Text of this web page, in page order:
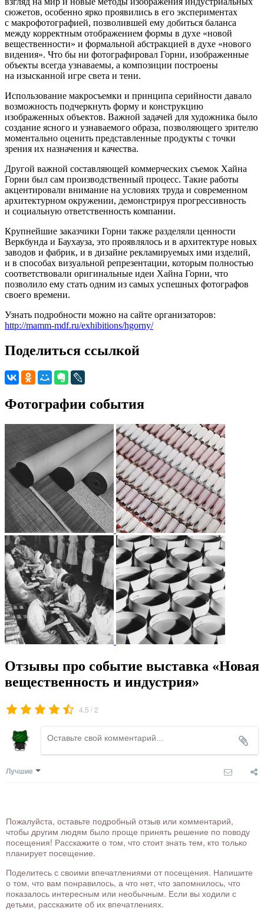
сюжетов, особенно ярко проявились в его экспериментах
с макрофотографией, позволившей ему добиться баланса
между корректным отображением формы в духе «новой
вещественности» и формальной абстракцией в духе «нового
видения». Что бы ни фотографировал Горни, изображенные
объекты всегда узнаваемы, а композиции построены
на изысканной игре света и тени.
Использование макросъемки и принципа серийности давало
возможность подчеркнуть форму и конструкцию
изображенных объектов. Важной задачей для художника было
создание ясного и узнаваемого образа, позволяющего зрителю
моментально оценить представленные продукты с точки
зрения их назначения и качества.
Другой важной составляющей коммерческих съемок Хайна
Горни был сам производственный процесс. Такие работы
акцентировали внимание на условиях труда и современном
архитектурном окружении, демонстрируя прогрессивность
и социальную ответственность компании.
Крупнейшие заказчики Горни также разделяли ценности
Веркбунда и Баухауза, это проявлялось и в архитектуре новых
заводов и фабрик, и в дизайне рекламируемых ими изделий,
и в способах визуальной репрезентации, которым полностью
соответствовали оригинальные идеи Хайна Горни, что
позволило ему стать одним из самых успешных фотографов
своего времени.
Узнать подробности можно на сайте организаторов:
http://mamm-mdf.ru/exhibitions/hgorny/
Поделиться ссылкой
Фотографии события
Отзывы про событие выставка «Новая
вещественность и индустрия»
4.5 /2
Лучшие
Пожалуйста, оставьте подробный отзыв или комментарий,
чтобы другим людям было проще принять решение по поводу
посещения! Расскажите о том, что стоит знать тем, кто только
планирует посещение.
Поделитесь с своими впечатлениями от посещения. Напишите
о том, что вам понравилось, а что нет, что запомнилось, что
показалось интересным или необычным. Если вы ходили с
детьми, расскажите об их впечатлениях.